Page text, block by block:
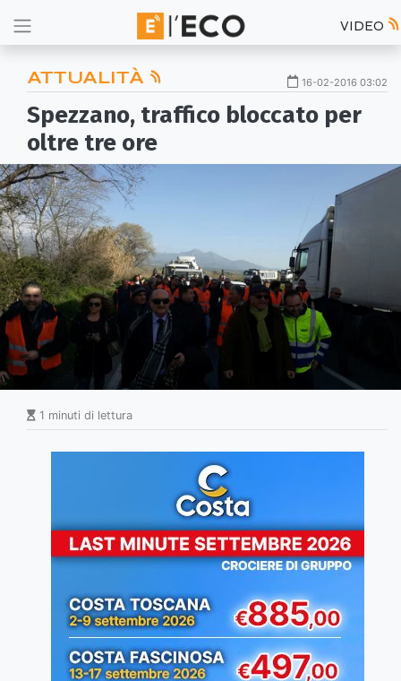
VIDEO
ATTUALITÀ 16-02-2016 03:02
Spezzano, traffico bloccato per
oltre tre ore
1 minuti di lettura